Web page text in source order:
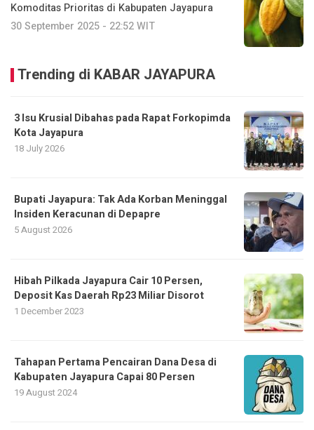
Komoditas Prioritas di Kabupaten Jayapura
30 September 2025 - 22:52 WIT
Trending di KABAR JAYAPURA
3 Isu Krusial Dibahas pada Rapat Forkopimda
Kota Jayapura
18 July 2026
Bupati Jayapura: Tak Ada Korban Meninggal
Insiden Keracunan di Depapre
5 August 2026
Hibah Pilkada Jayapura Cair 10 Persen,
Deposit Kas Daerah Rp23 Miliar Disorot
1 December 2023
Tahapan Pertama Pencairan Dana Desa di
Kabupaten Jayapura Capai 80 Persen
19 August 2024